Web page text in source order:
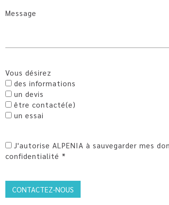
Message
Vous désirez
des informations
un devis
être contacté(e)
un essai
J'autorise ALPENIA à sauvegarder mes
confidentialité *
CONTACTEZ-NOUS